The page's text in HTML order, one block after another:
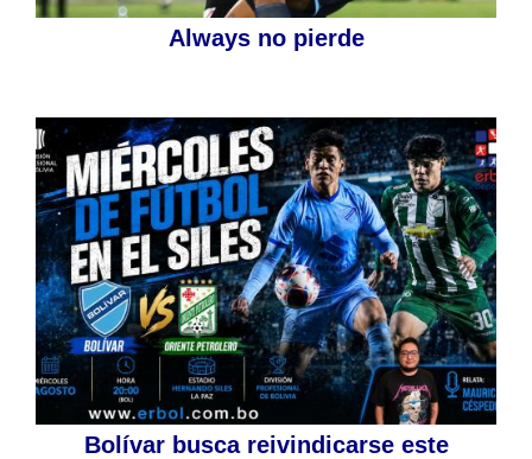
Always no pierde
Bolívar busca reivindicarse este